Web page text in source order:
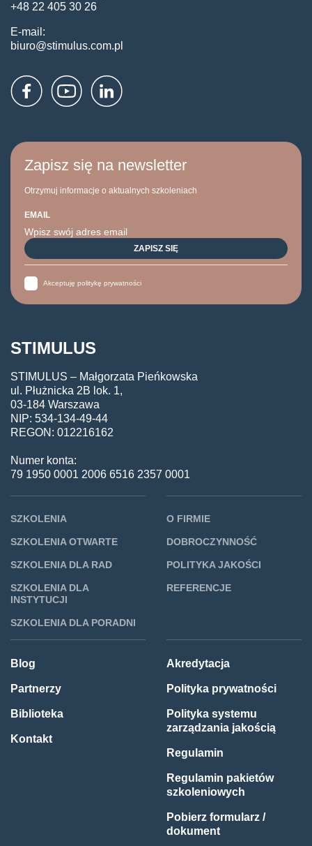
+48 22 405 30 26
E-mail:
biuro@stimulus.com.pl
Zapisz się na newsletter
Otrzymuj informacje o aktualnych szkoleniach
EMAIL
Akceptuję politykę prywatności
STIMULUS
STIMULUS – Małgorzata Pieńkowska
ul. Płużnicka 2B lok. 1,
03-184 Warszawa
NIP: 534-134-49-44
REGON: 012216162
Numer konta:
79 1950 0001 2006 6516 2357 0001
SZKOLENIA
SZKOLENIA OTWARTE
SZKOLENIA DLA RAD
SZKOLENIA DLA
INSTYTUCJI
SZKOLENIA DLA PORADNI
O FIRMIE
DOBROCZYNNOŚĆ
POLITYKA JAKOŚCI
REFERENCJE
Blog
Partnerzy
Biblioteka
Kontakt
Akredytacja
Polityka prywatności
Polityka systemu
zarządzania jakością
Regulamin
Regulamin pakietów
szkoleniowych
Pobierz formularz /
dokument